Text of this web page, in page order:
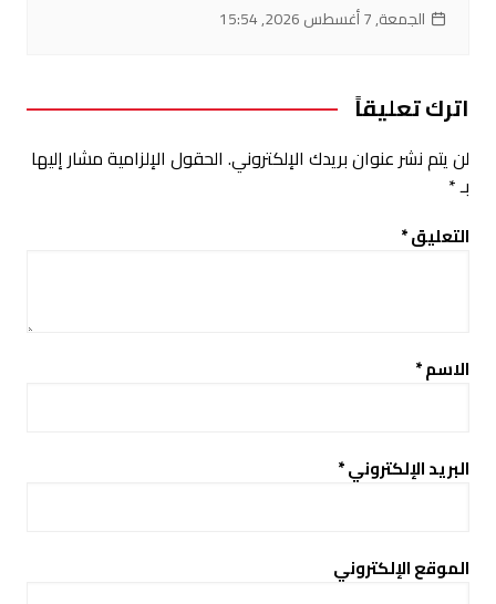
الجمعة, 7 أغسطس 2026, 15:54
اترك تعليقاً
لن يتم نشر عنوان بريدك الإلكتروني. الحقول الإلزامية مشار إليها
بـ*
التعليق*
الاسم*
البريد الإلكتروني*
الموقع الإلكتروني